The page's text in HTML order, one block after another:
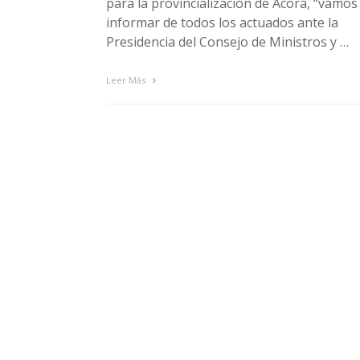
informar de todos los actuados ante la
Presidencia del Consejo de Ministros y …
Leer Más